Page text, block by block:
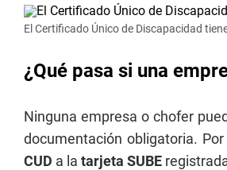
El Certificado Único de Discapacidad
¿Qué pasa si una
Ninguna empresa o chofer
documentación obligatoria.
CUD a la tarjeta SUBE